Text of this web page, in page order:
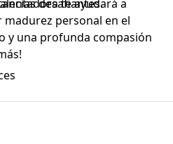
desafiantes.
alentadora te ayudará a
personal en el
y una profunda compasión